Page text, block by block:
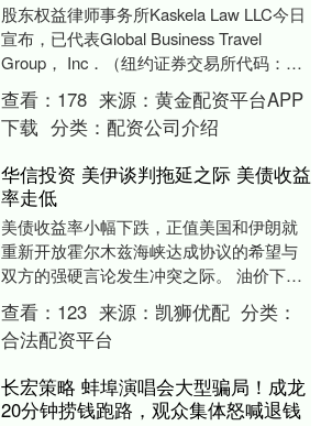
股东权益律师事务所Kaskela Law LLC今日
宣布，已代表Global Business Travel
Group， Inc．（纽约证券交易所代码：
GBT....
查看： 178 来源： 黄金配资平台APP
下载 分类： 配资公司介绍
华信投资 美伊谈判拖延之际 美债收益
率走低
美债收益率小幅下跌，正值美国和伊朗就
重新开放霍尔木兹海峡达成协议的希望与
双方的强硬言论发生冲突之际。 油价下跌
5%，尽管穿过该海峡的船只交通已经放
缓。市场关注明....
查看： 123 来源： 凯狮优配 分类：
合法配资平台
长宏策略 蚌埠演唱会大型骗局！成龙
20分钟捞钱跑路，观众集体怒喊退钱